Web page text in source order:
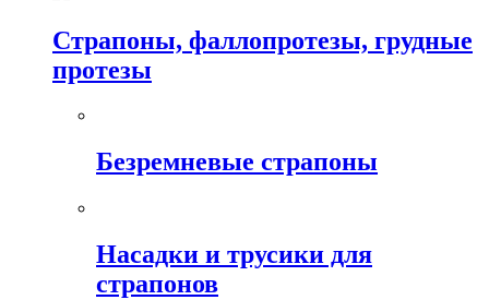
Страпоны, фаллопротезы, грудные
протезы
Безремневые страпоны
Насадки и трусики для
страпонов